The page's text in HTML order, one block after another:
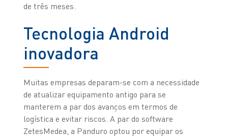
de três meses.
Tecnologia Android
inovadora
Muitas empresas deparam-se com a necessidade
de atualizar equipamento antigo para se
manterem a par dos avanços em termos de
logística e evitar riscos. A par do software
ZetesMedea, a Panduro optou por equipar os